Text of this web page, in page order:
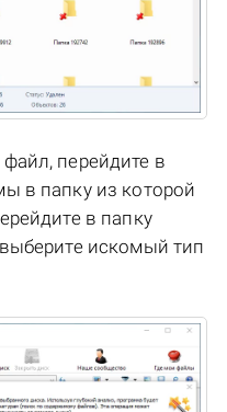
перейдите в
в папку из которой
в папку
искомый тип